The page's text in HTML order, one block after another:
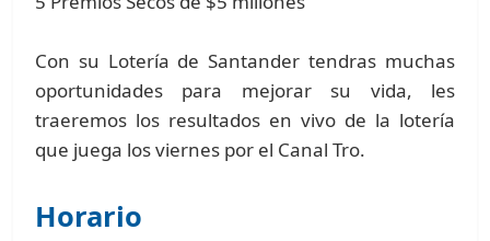
Con su Lotería de Santander tendras muchas
oportunidades para mejorar su vida, les
traeremos los resultados en vivo de la lotería
que juega los viernes por el Canal Tro.
Horario